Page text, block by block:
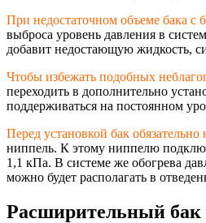
При недостаточном объеме бака с
выброса уровень давления в
добавит недостающую жидкость,
Чтобы избежать подобных
переходить в дополнительно
поддерживаться на постоянном
Перед установкой бак обязательно
ниппель. К этому ниппелю
1,1 кПа. В системе же обогрева
можно будет располагать в
Расширительный бак